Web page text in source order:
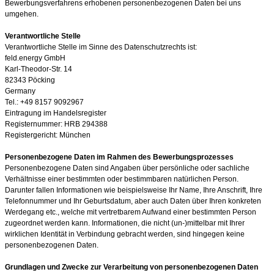
Bewerbungsverfahrens erhobenen personenbezogenen Daten bei uns
umgehen.
Verantwortliche Stelle
Verantwortliche Stelle im Sinne des Datenschutzrechts ist:
feld.energy GmbH
Karl-Theodor-Str. 14
82343 Pöcking
Germany
Tel.: +49 8157 9092967
Eintragung im Handelsregister
Registernummer: HRB 294388
Registergericht: München
Personenbezogene Daten im Rahmen des Bewerbungsprozesses
Personenbezogene Daten sind Angaben über persönliche oder sachliche
Verhältnisse einer bestimmten oder bestimmbaren natürlichen Person.
Darunter fallen Informationen wie beispielsweise Ihr Name, Ihre Anschrift, Ihre
Telefonnummer und Ihr Geburtsdatum, aber auch Daten über Ihren konkreten
Werdegang etc., welche mit vertretbarem Aufwand einer bestimmten Person
zugeordnet werden kann. Informationen, die nicht (un-)mittelbar mit Ihrer
wirklichen Identität in Verbindung gebracht werden, sind hingegen keine
personenbezogenen Daten.
Grundlagen und Zwecke zur Verarbeitung von personenbezogenen Daten